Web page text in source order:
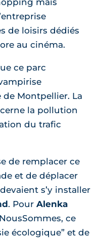
de loisirs dédiés
au cinéma.
ce parc
de Montpellier. La
la pollution
du trafic
de remplacer ce
et de déplacer
s’y installer
. Pour Alenka
ce
écologique” et de